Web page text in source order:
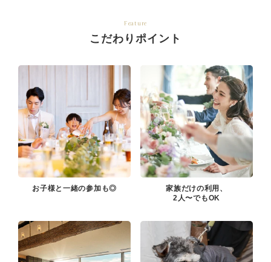
Feature
こだわりポイント
お子様と一緒の参加も◎
家族だけの利用、
2人〜でもOK